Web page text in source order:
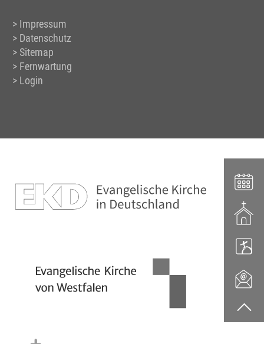
Impressum
Datenschutz
Sitemap
Fernwartung
Login